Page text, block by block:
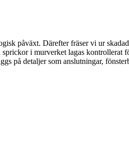
påväxt. Därefter fräser vi ur
i murverket lagas kontrollerat
på detaljer som anslutningar,